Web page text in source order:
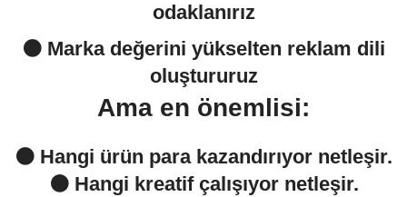
odaklanırız
⚫️ Marka değerini yükselten reklam dili
oluştururuz
Ama en önemlisi:
⚫️ Hangi ürün para kazandırıyor netleşir.
⚫️ Hangi kreatif çalışıyor netleşir.